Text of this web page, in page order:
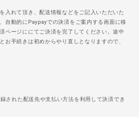
入れて頂き、配送情報などをご記入いただいた
自動的にPaypayでの決済をご案内する画面に移
ページににてご決済を完了してください。途中
お手続きは初めからやり直しとなりますので、
された配送先や支払い方法を利用して決済でき